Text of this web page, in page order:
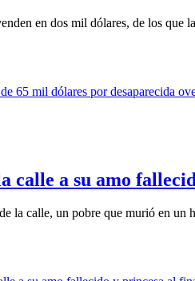
en dos mil dólares, de los que
calle a su amo
la calle, un pobre que murió en un